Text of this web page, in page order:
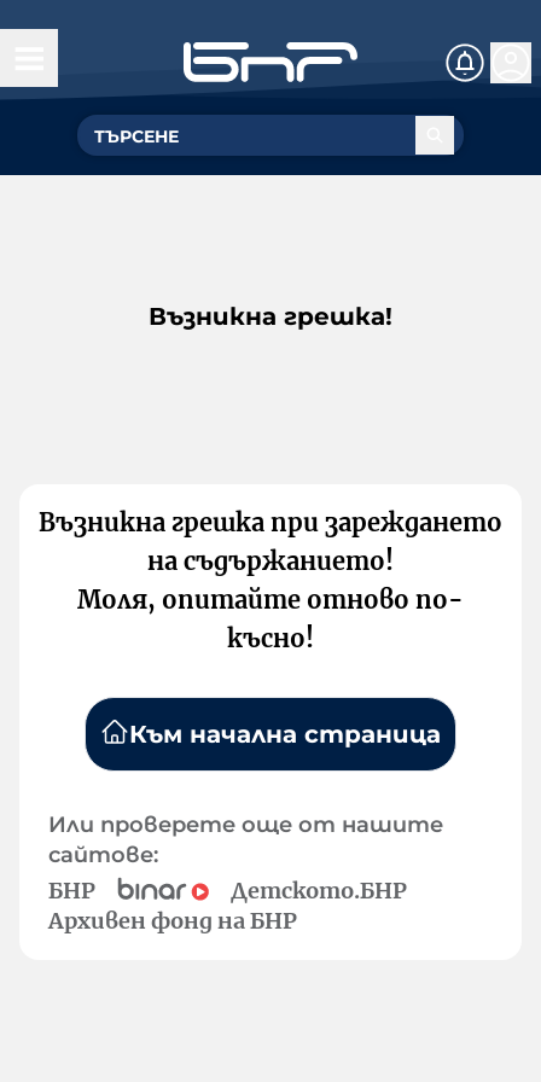
Възникна грешка!
Възникна грешка при зареждането
на съдържанието!
Моля, опитайте отново по-
късно!
Към начална страница
Или проверете още от нашите
сайтове:
БНР
Детското.БНР
Архивен фонд на БНР